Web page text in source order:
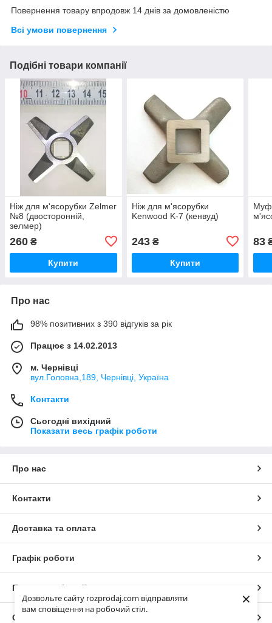
Дозвольте сайту rozprodaj.com відправляти
вам сповіщення на робочий стіл.
×
Повернення товару впродовж 14 днів за домовленістю
Всі умови повернення
Подібні товари компанії
Ніж для м'ясорубки Zelmer
№8 (двосторонній,
зелмер)
260 ₴
Купити
Ніж для м'ясорубки
Kenwood K-7 (кенвуд)
243₴
Купити
83
Про нас
98% позитивних з 390 відгуків за рік
Працює з 14.02.2013
м. Чернівці
вул.Головна,189, Чернівці, Україна
Контакти
Сьогодні вихідний
Показати весь графік роботи
Про нас
Контакти
Доставка та оплата
Графік роботи
Повна версія сайту
Сайт створено на маркетплейсі